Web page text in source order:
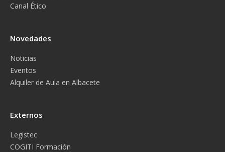
Canal Ético
Novedades
Noticias
Eventos
Alquiler de Aula en Albacete
Externos
Legistec
COGITI Formación